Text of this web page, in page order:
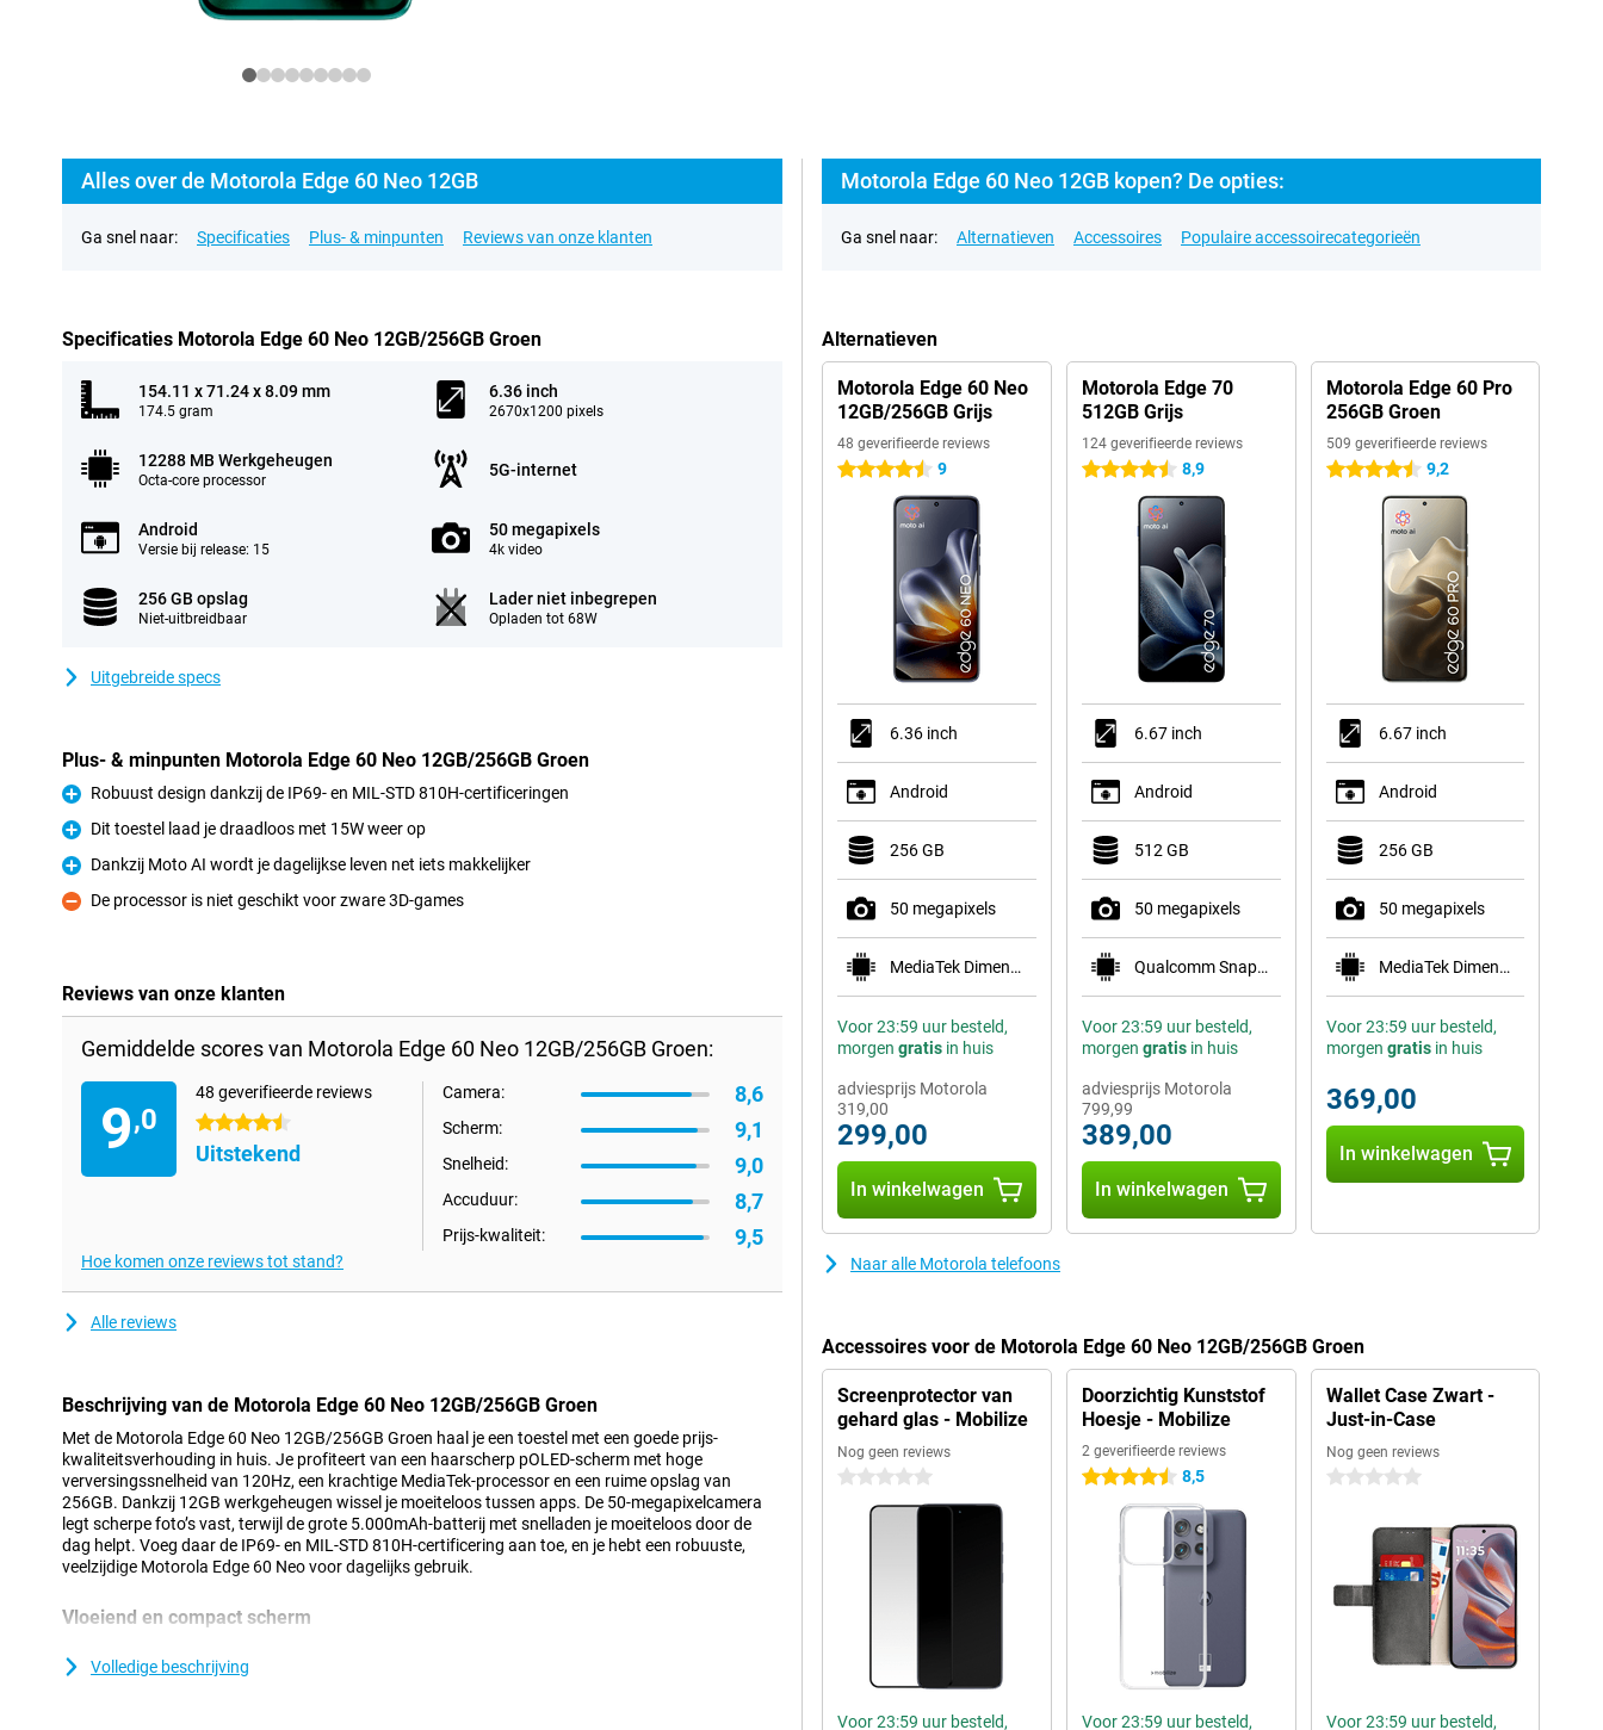
Alles over de Motorola Edge 60 Neo 12GB
Ga snel naar: Specificaties Plus- & minpunten Reviews van onze klanten
Specificaties Motorola Edge 60 Neo 12GB/256GB Groen
154.11 x 71.24 x 8.09 mm
174.5 gram
6.36 inch
2670x1200 pixels
12288 MB Werkgeheugen
Octa-core processor
5G-internet
Android
Versie bij release: 15
50 megapixels
4k video
256 GB opslag
Niet-uitbreidbaar
Lader niet inbegrepen
Opladen tot 68W
Uitgebreide specs
Plus- & minpunten Motorola Edge 60 Neo 12GB/256GB Groen
Pluspunt
Robuust design dankzij de IP69- en MIL-STD 810H-certificeringen
Pluspunt
Dit toestel laad je draadloos met 15W weer op
Pluspunt
Dankzij Moto AI wordt je dagelijkse leven net iets makkelijker
Minpunt
De processor is niet geschikt voor zware 3D-games
Reviews van onze klanten
Gemiddelde scores van Motorola Edge 60 Neo 12GB/256GB Groen:
9,0
48 geverifieerde reviews
4.5 sterren
Uitstekend
Camera: 8,6
Scherm: 9,1
Snelheid: 9,0
Accuduur: 8,7
Prijs-kwaliteit: 9,5
Hoe komen onze reviews tot stand?
Alle reviews
Beschrijving van de Motorola Edge 60 Neo 12GB/256GB Groen
Met de Motorola Edge 60 Neo 12GB/256GB Groen haal je een toestel met een goede prijs-
kwaliteitsverhouding in huis. Je profiteert van een haarscherp pOLED-scherm met hoge
verversingssnelheid van 120Hz, een krachtige MediaTek-processor en een ruime opslag van
256GB. Dankzij 12GB werkgeheugen wissel je moeiteloos tussen apps. De 50-megapixelcamera
legt scherpe foto’s vast, terwijl de grote 5.000mAh-batterij met snelladen je moeiteloos door de
dag helpt. Voeg daar de IP69- en MIL-STD 810H-certificering aan toe, en je hebt een robuuste,
veelzijdige Motorola Edge 60 Neo voor dagelijks gebruik.
Vloeiend en compact scherm
prachtig uitzien. Het pOLED-scherm toont realistische en levendige kleuren, waardoor films, foto’s
Volledige beschrijving
Motorola Edge 60 Neo 12GB kopen? De opties:
Ga snel naar: Alternatieven Accessoires Populaire accessoirecategorieën
Alternatieven
Motorola Edge 60 Neo
12GB/256GB Grijs
48 geverifieerde reviews
4.5 sterren 9
6.36 inch
Android
256 GB
50 megapixels
MediaTek Dimensity 7400
Voor 23:59 uur besteld,
morgen gratis in huis
319,00
adviesprijs Motorola
299,00
In winkelwagen
Motorola Edge 70
512GB Grijs
124 geverifieerde reviews
4.5 sterren 8,9
6.67 inch
Android
512 GB
50 megapixels
Qualcomm Snapdragon 7 Gen 4
Voor 23:59 uur besteld,
morgen gratisin huis
799,99
adviesprijs Motorola
389,00
In winkelwagen
Motorola Edge 60 Pro
256GB Groen
509 geverifieerde reviews
4.5 sterren 9,2
6.67 inch
Android
256 GB
50 megapixels
MediaTek Dimensity 8350 Extreme
Voor 23:59 uur besteld,
morgen gratisin huis
369,00
In winkelwagen
Naar alle Motorola telefoons
Accessoires voor de Motorola Edge 60 Neo 12GB/256GB Groen
Screenprotector van
gehard glas - Mobilize
Nog geen reviews
0 sterren
Voor 23:59 uur besteld,
Doorzichtig Kunststof
Hoesje - Mobilize
2 geverifieerde reviews
4.5 sterren 8,5
Voor 23:59 uur besteld,
Wallet Case Zwart -
Just-in-Case
Nog geen reviews
0 sterren
Voor 23:59 uur besteld,